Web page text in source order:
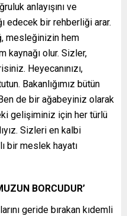
anlayışını ve
edecek bir rehberliği arar.
mesleğinizin hem
kaynağı olur. Sizler,
Heyecanınızı,
Bakanlığımız bütün
Ben de bir ağabeyiniz olarak
gelişiminiz için her türlü
Sizleri en kalbi
bir meslek hayatı
BORCUDUR’
geride bırakan kıdemli